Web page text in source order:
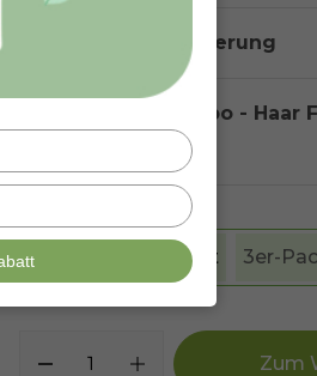
Einmalige Lieferung
Zweimonatsabo - Haar
8,00€
MENGE: 1 Einheit 3er-
Zum